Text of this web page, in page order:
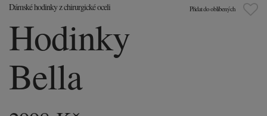
Přidat do oblíbených
Dámské hodinky z chirurgické oceli
Hodinky
Bella